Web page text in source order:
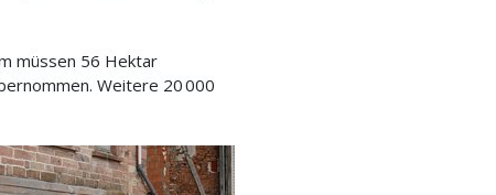
müssen 56 Hektar
Weitere 20 000